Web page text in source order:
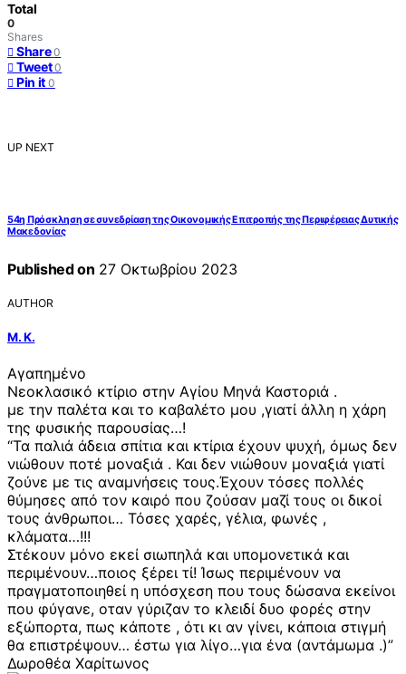
Total
0
Shares
Share 0
Tweet 0
Pin it 0
UP NEXT
54η Πρόσκληση σε συνεδρίαση της Οικονομικής Επιτροπής της Περιφέρειας Δυτικής
Μακεδονίας
Published on 27 Οκτωβρίου 2023
AUTHOR
Μ. Κ.
Αγαπημένο
Νεοκλασικό κτίριο στην Αγίου Μηνά Καστοριά .
με την παλέτα και το καβαλέτο μου ,γιατί άλλη η χάρη
της φυσικής παρουσίας…!
“Τα παλιά άδεια σπίτια και κτίρια έχουν ψυχή, όμως δεν
νιώθουν ποτέ μοναξιά . Και δεν νιώθουν μοναξιά γιατί
ζούνε με τις αναμνήσεις τους.Έχουν τόσες πολλές
θύμησες από τον καιρό που ζούσαν μαζί τους οι δικοί
τους άνθρωποι… Τόσες χαρές, γέλια, φωνές ,
κλάματα…!!!
Στέκουν μόνο εκεί σιωπηλά και υπομονετικά και
περιμένουν…ποιος ξέρει τί! Ίσως περιμένουν να
πραγματοποιηθεί η υπόσχεση που τους δώσανα εκείνοι
που φύγανε, οταν γύριζαν το κλειδί δυο φορές στην
εξώπορτα, πως κάποτε , ότι κι αν γίνει, κάποια στιγμή
θα επιστρέψουν… έστω για λίγο…για ένα (αντάμωμα .)”
Δωροθέα Χαρίτωνος